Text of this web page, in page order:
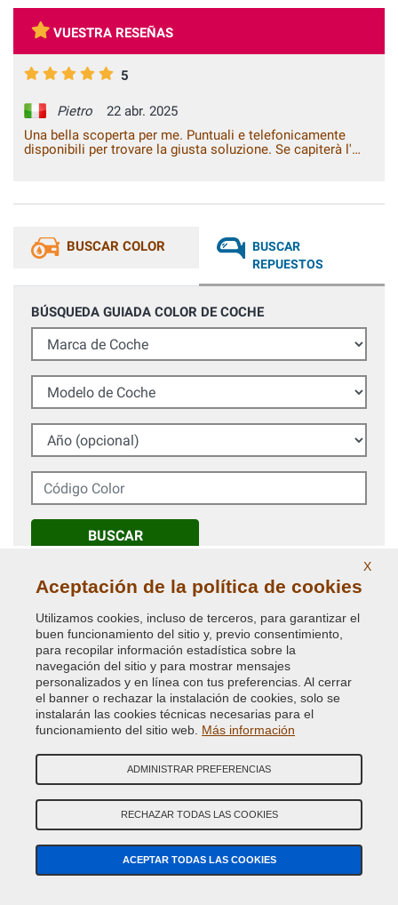
VUESTRA RESEÑAS
5
Pietro
22 abr. 2025
Una bella scoperta per me. Puntuali e telefonicamente
disponibili per trovare la giusta soluzione. Se capiterà l'
BUSCAR COLOR
BUSCAR
REPUESTOS
BÚSQUEDA GUIADA COLOR DE COCHE
Marca de Coche
Modelo de Coche
Año (opcional)
Código Color
BUSCAR
de la carrocerÍa en tu coche para pedir la pintura
Búsqueda avanzada código de color
NO ENCUENTRAS TU CÓDIGO DE COLOR?
BÚSQUEDA GUIADA PINTURA COCHE
¿TIENES ALGUNA DUDA? CONTACTA CON NUESTROS
EXPERTOS
Llámanos a nuestros números de teléfono o escrÍbenos al
whatsapp
X
Aceptación de la política de cookies
Utilizamos cookies, incluso de terceros, para garantizar el
buen funcionamiento del sitio y, previo consentimiento,
para recopilar información estadística sobre la
navegación del sitio y para mostrar mensajes
personalizados y en línea con tus preferencias. Al cerrar
el banner o rechazar la instalación de cookies, solo se
instalarán las cookies técnicas necesarias para el
funcionamiento del sitio web. Más información
ADMINISTRAR PREFERENCIAS
RECHAZAR TODAS LAS COOKIES
ACEPTAR TODAS LAS COOKIES